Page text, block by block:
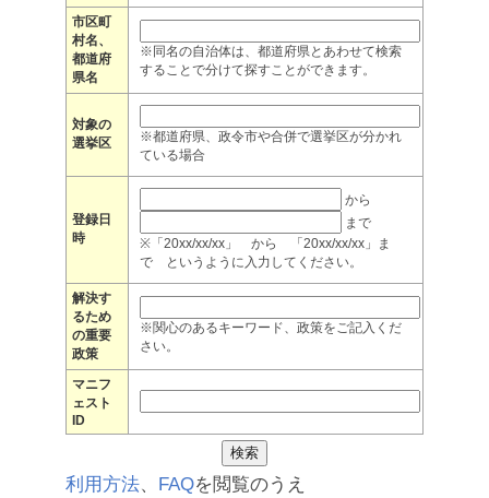
市区町
村名、
都道府
県名
※同名の自治体は、都道府県とあわせて検索
することで分けて探すことができます。
対象の
選挙区
※都道府県、政令市や合併で選挙区が分かれ
ている場合
登録日
時
から
まで
※「20xx/xx/xx」 から 「20xx/xx/xx」ま
で というように入力してください。
解決す
るため
の重要
政策
※関心のあるキーワード、政策をご記入くだ
さい。
マニフ
ェスト
ID
利用方法、 FAQを閲覧のうえ